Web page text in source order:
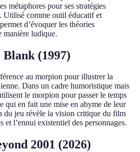
métaphores pour ses stratégies
Utilisé comme outil éducatif et
d’évoquer les théories
manière ludique.
Blank (1997)
au morpion pour illustrer la
Dans un cadre humoristique mais
le morpion pour passer le temps
qui en fait une mise en abyme de leur
du jeu révèle la vision critique du film
et l’ennui existentiel des personnages.
2001 (2026)